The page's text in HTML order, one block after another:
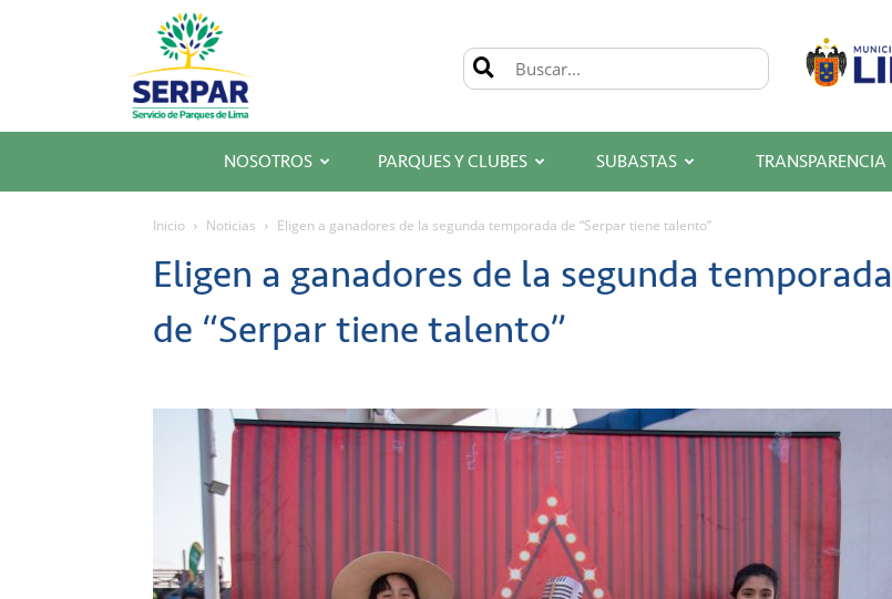
SERPAR
–
Servicio
de
Parques
de
NOSOTROS PARQUES Y CLUBES SUBASTAS TRANSPARENCIA
Inicio Noticias Eligen a ganadores de la segunda temporada de “Serpar tiene talento”
Eligen a ganadores de la segunda temporada
de “Serpar tiene talento”